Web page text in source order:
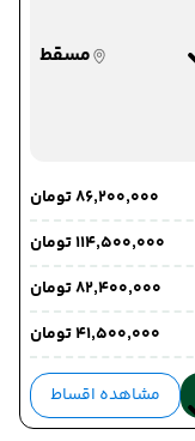
مسقط
۸۶٬۲۰۰٬۰۰۰ تومان
۱۱۴٬۵۰۰٬۰۰۰ تومان
۸۲٬۴۰۰٬۰۰۰ تومان
۴۱٬۵۰۰٬۰۰۰ تومان
مشاهده اقساط